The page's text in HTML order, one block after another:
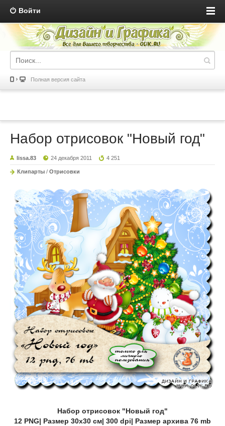
Войти
Полная версия сайта
Набор отрисовок "Новый год"
lissa.83 24 декабря 2011 4 251
Клипарты / Отрисовки
Набор отрисовок "Новый год"
12 PNG| Размер 30х30 см| 300 dpi| Размер архива 76 mb